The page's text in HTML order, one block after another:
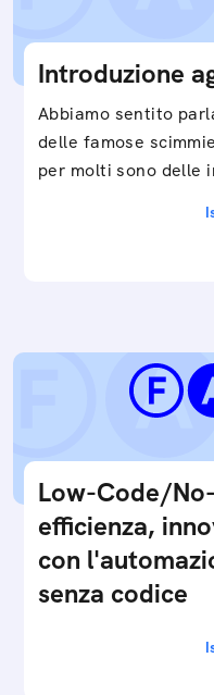
Introduzione
Abbiamo sentito
delle famose
per molti sono delle
Low-Code/
efficienza,
con
senza codice